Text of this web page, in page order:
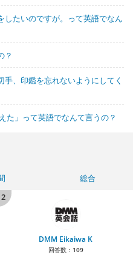
したいのですが。って英語でなん
？
、印鑑を忘れないようにしてく
た」って英語でなんて言うの？
総合
2
DMM Eikaiwa K
回答数： 109